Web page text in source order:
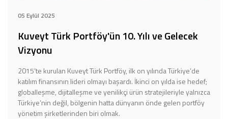
05 Eylül 2025
Kuveyt Türk Portföy'ün 10. Yılı ve Gelecek
Vizyonu
2015’te kurulan Kuveyt Türk Portföy, ilk on yılında Türkiye’de
katılım finansının lideri olmayı başardı. İkinci on yılda ise hedef;
globalleşme, dijitalleşme ve yenilikçi ürün stratejileriyle yalnızca
Türkiye’nin değil, bölgenin hatta dünyanın önde gelen portföy
yönetim şirketlerinden biri olmak.